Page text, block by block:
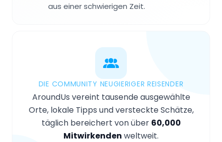
aus einer schwierigen Zeit.
DIE COMMUNITY NEUGIERIGER REISENDER
AroundUs vereint tausende ausgewählte
Orte, lokale Tipps und versteckte Schätze,
täglich bereichert von über 60,000
Mitwirkenden weltweit.